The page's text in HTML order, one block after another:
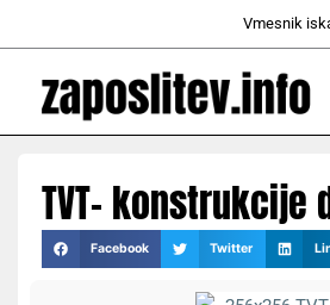
Vmesnik
TVT- konstrukcije
Facebook Twitter